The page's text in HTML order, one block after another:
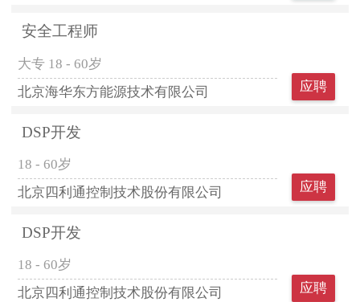
安全工程师
大专 18 - 60岁
北京海华东方能源技术有限公司
应聘
DSP开发
18 - 60岁
北京四利通控制技术股份有限公司
应聘
DSP开发
18 - 60岁
北京四利通控制技术股份有限公司
应聘